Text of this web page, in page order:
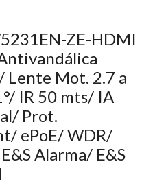
ZE-HDMI
Lente Mot. 2.7 a
IR 50 mts/ IA
Prot.
ePoE/ WDR/
Alarma/ E&S